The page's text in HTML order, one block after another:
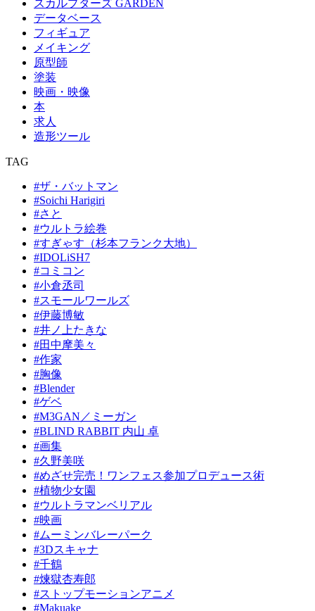
スカルプターズ GARDEN
データベース
フィギュア
メイキング
原型師
塗装
映画・映像
本
求人
造形ツール
TAG
#ザ・バットマン
#Soichi Harigiri
#さと
#ウルトラ絵巻
#すぎゃす（杉本フランク大地）
#IDOLiSH7
#コミコン
#小倉丞司
#スモールワールズ
#伊藤博敏
#井ノ上たきな
#田中摩美々
#作家
#胸像
#Blender
#ゲベ
#M3GAN／ミーガン
#BLIND RABBIT 内山 卓
#画集
#久野美咲
#めざせ完売！ワンフェス参加プロデュース術
#植物少女園
#ウルトラマンベリアル
#映画
#ムーミンバレーパーク
#3Dスキャナ
#千鶴
#煉獄杏寿郎
#ストップモーションアニメ
#Makuake